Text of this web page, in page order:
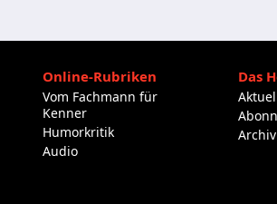
Online-Rubriken
Vom Fachmann für
Kenner
Humorkritik
Audio
Das
Archiv